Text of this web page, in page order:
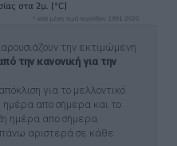
την εκτιμώμενη
την κανονική για την
για το μελλοντικό
απο σήμερα και το
ημέρα απο σήμερα.
αριστερά σε κάθε